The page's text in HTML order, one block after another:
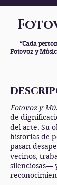
“Cada
Fotovoz y
Fotovoz y
de
del arte. Su
historias de
pasan
vecinos,
silenciosas—